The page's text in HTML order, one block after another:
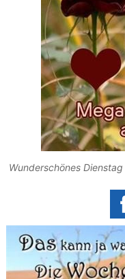
Wunderschönes